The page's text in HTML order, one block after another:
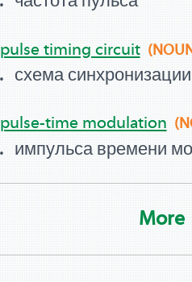
pulse timing circuit
схема
pulse-time modulation
импульса времени
More